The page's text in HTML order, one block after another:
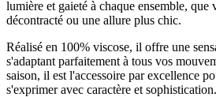
lumière et gaieté à chaque ensemble,
décontracté ou une allure plus chic.
Réalisé en 100% viscose, il offre une
s'adaptant parfaitement à tous vos
saison, il est l'accessoire par excellence
s'exprimer avec caractère et sophistication.